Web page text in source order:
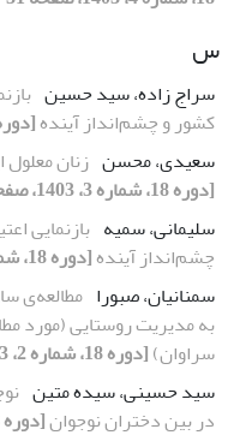
س
سراج زاده، سید حسین
کشور و چشم‌انداز آینده[دوره 18، شماره 3، 1403،
سعیدی، محسن زنان معلول
[دوره 18، شماره 3، 1403، صفحه 135-160]
سلیمانی، سمیه بازنمایی
چشم‌انداز آینده[دوره 18، شماره 3، 1403، صفحه 59-82]
سمنانیان، صبورا مطالعه‌ی
به مدیریت روستایی (مورد
سراوان)[دوره 18، شماره 2، 1403، صفحه 33-58]
سید حسینی، سیده متین
در بین دختران نوجوان[دوره 18، شماره 4، 1403، صفحه 57-79]